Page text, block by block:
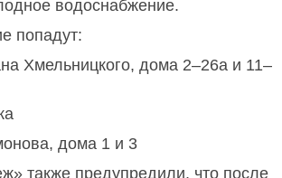
водоснабжение.
попадут:
Хмельницкого, дома 2–26а и 11–
дома 1 и 3
также предупредили, что после